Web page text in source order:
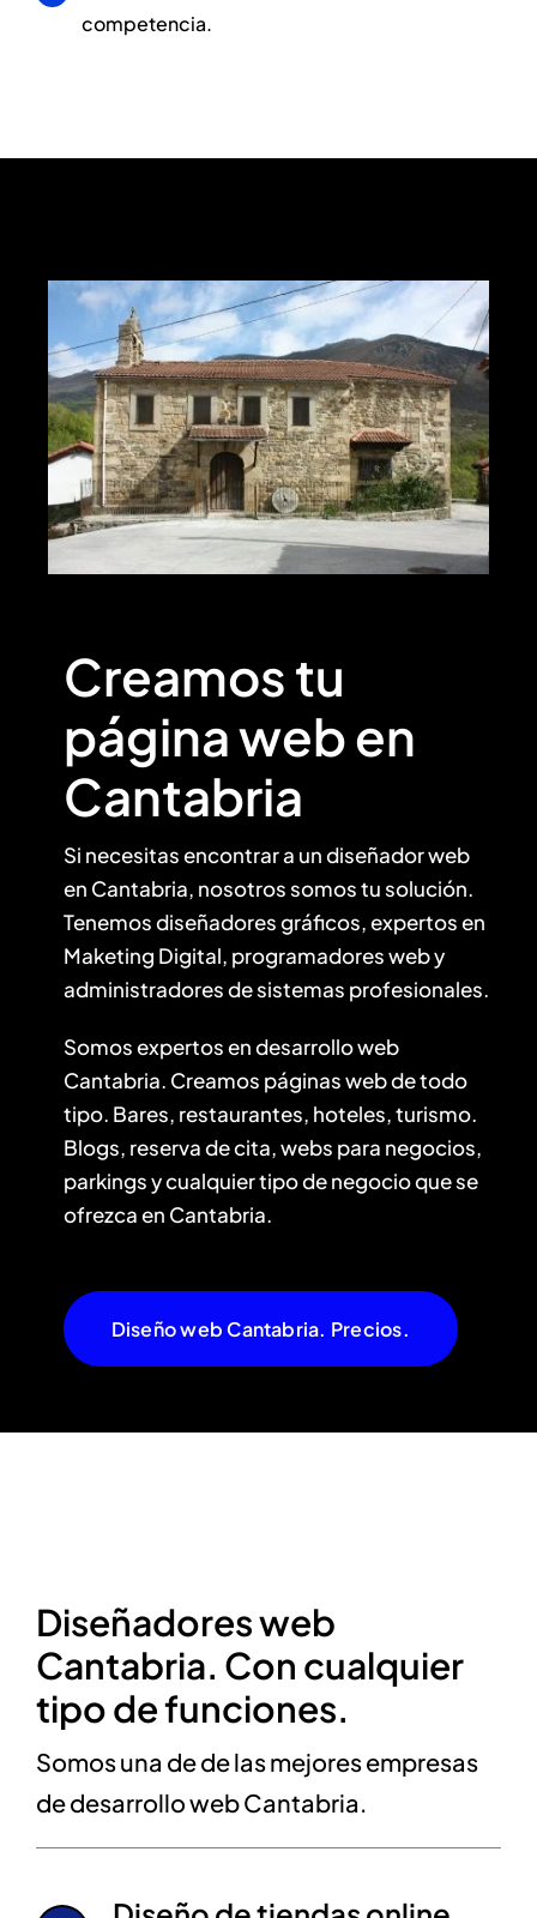
competencia.
Creamos tu
página web en
Cantabria
Si necesitas encontrar a un diseñador web
en Cantabria, nosotros somos tu solución.
Tenemos diseñadores gráficos, expertos en
Maketing Digital, programadores web y
administradores de sistemas profesionales.
Somos expertos en desarrollo web
Cantabria. Creamos páginas web de todo
tipo. Bares, restaurantes, hoteles, turismo.
Blogs, reserva de cita, webs para negocios,
parkings y cualquier tipo de negocio que se
ofrezca en Cantabria.
Diseño web Cantabria. Precios.
Diseñadores web
Cantabria. Con cualquier
tipo de funciones.
Somos una de de las mejores empresas
de desarrollo web Cantabria.